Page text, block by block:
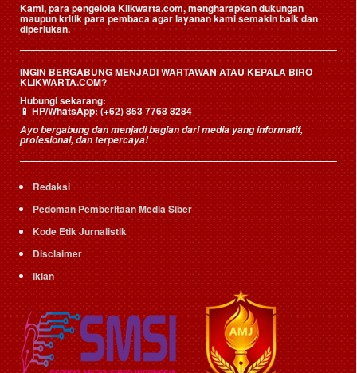
Kami, para pengelola Klikwarta.com, mengharapkan dukungan
maupun kritik para pembaca agar layanan kami semakin baik dan
diperlukan.
INGIN BERGABUNG MENJADI WARTAWAN ATAU KEPALA BIRO
KLIKWARTA.COM?
Hubungi sekarang:
📱HP/WhatsApp:(+62) 853 7768 8284
Ayo bergabung dan menjadi bagian dari media yang informatif,
profesional, dan terpercaya!
Redaksi
Pedoman Pemberitaan Media Siber
Kode Etik Jurnalistik
Disclaimer
Iklan